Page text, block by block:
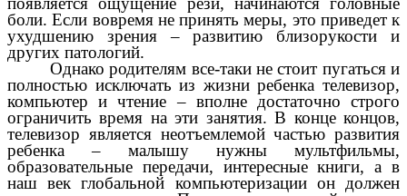
боли. Если вовремя не принять меры, это приведет к
ухудшению зрения – развитию близорукости и
других патологий.
Однако родителям все-таки не стоит пугаться и
полностью исключать из жизни ребенка телевизор,
компьютер и чтение – вполне достаточно строго
ограничить время на эти занятия. В конце концов,
телевизор является неотъемлемой частью развития
ребенка – малышу нужны мультфильмы,
образовательные передачи, интересные книги, а в
наш век глобальной компьютеризации он должен